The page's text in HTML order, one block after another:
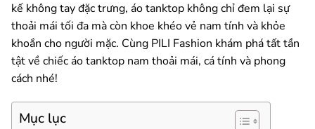
kế không tay đặc trưng, áo tanktop không chỉ đem lại sự
thoải mái tối đa mà còn khoe khéo vẻ nam tính và khỏe
khoắn cho người mặc. Cùng PILI Fashion khám phá tất tần
tật về chiếc áo tanktop nam thoải mái, cá tính và phong
cách nhé!
Mục lục